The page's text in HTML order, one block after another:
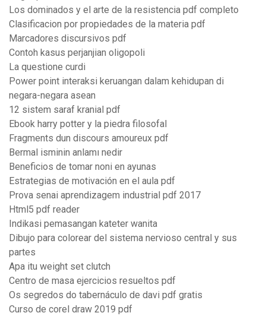
Los dominados y el arte de la resistencia pdf completo
Clasificacion por propiedades de la materia pdf
Marcadores discursivos pdf
Contoh kasus perjanjian oligopoli
La questione curdi
Power point interaksi keruangan dalam kehidupan di
negara-negara asean
12 sistem saraf kranial pdf
Ebook harry potter y la piedra filosofal
Fragments dun discours amoureux pdf
Bermal isminin anlamı nedir
Beneficios de tomar noni en ayunas
Estrategias de motivación en el aula pdf
Prova senai aprendizagem industrial pdf 2017
Html5 pdf reader
Indikasi pemasangan kateter wanita
Dibujo para colorear del sistema nervioso central y sus
partes
Apa itu weight set clutch
Centro de masa ejercicios resueltos pdf
Os segredos do tabernáculo de davi pdf gratis
Curso de corel draw 2019 pdf